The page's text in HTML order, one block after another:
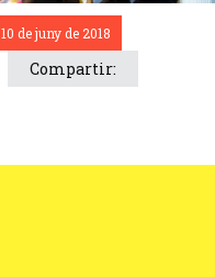
10 de juny de 2018
Compartir: